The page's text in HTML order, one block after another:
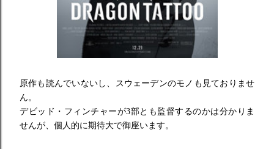
原作も読んでいないし、スウェーデンのモノも見ておりませ
ん。
デビッド・フィンチャーが3部とも監督するのかは分かりま
せんが、個人的に期待大で御座います。